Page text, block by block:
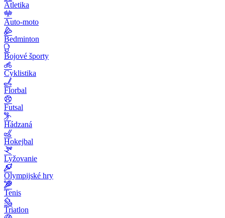
Atletika
Auto-moto
Bedminton
Bojové športy
Cyklistika
Florbal
Futsal
Hádzaná
Hokejbal
Lyžovanie
Olympijské hry
Tenis
Triatlon